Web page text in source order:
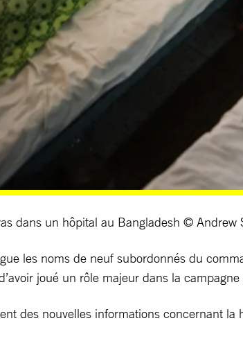
dans un hôpital au Bangladesh © Andrew
les noms de neuf subordonnés du
joué un rôle majeur dans la
des nouvelles informations concernant